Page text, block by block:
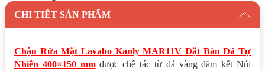
CHI TIẾT SẢN PHẨM
Chậu Rửa Mặt Lavabo Kanly MAR11V Đặt Bàn Đá Tự
Nhiên 400×150 mmđược chế tác từ đá vàng dăm kết Núi